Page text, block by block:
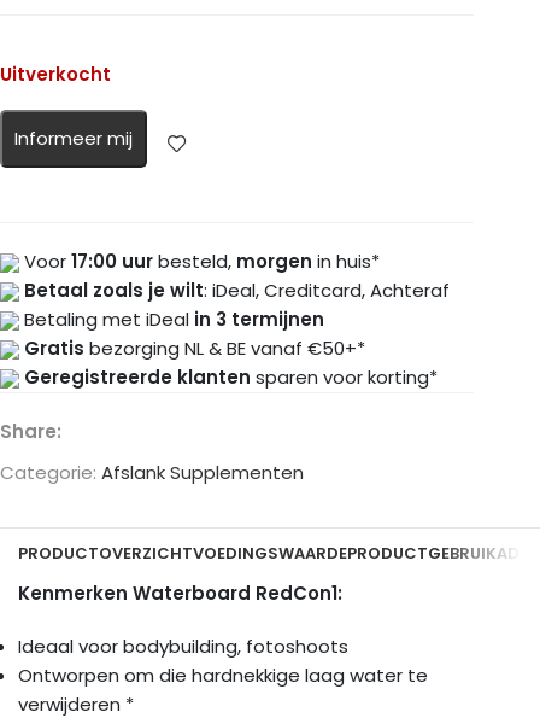
Uitverkocht
Informeer mij
Voor17:00 uurbesteld, morgen in huis*
Betaal zoals je wilt: iDeal, Creditcard, Achteraf
Betaling met iDeal in 3 termijnen
Gratis bezorging NL & BE vanaf €50+*
Geregistreerde klanten sparen voor korting*
Share:
Categorie: Afslank Supplementen
PRODUCTOVERZICHTVOEDINGSWAARDEPRODUCTGEBRUIK
Kenmerken Waterboard RedCon1:
Ideaal voor bodybuilding, fotoshoots
Ontworpen om die hardnekkige laag water te
verwijderen *